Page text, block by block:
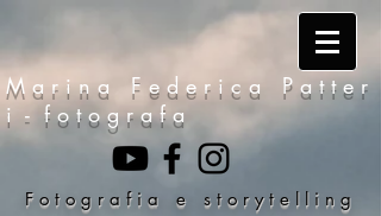
M a r i n a F e d e r i c a P a t t e r
i - f o t o g r a f a
F o t o g r a f i a e s t o r y t e l l i n g